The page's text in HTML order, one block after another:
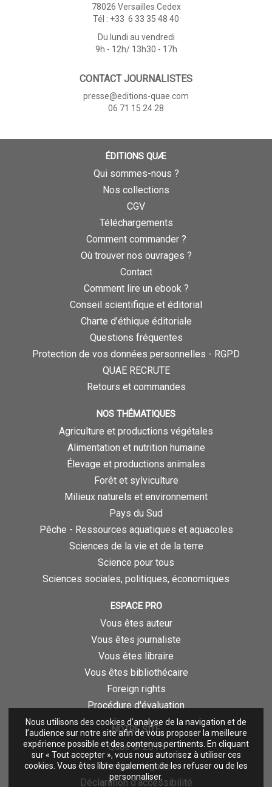
Nous utilisons des cookies d’analyse de la navigation et de
l’audience sur notre site afin de vous proposer la meilleure
expérience possible et des contenus pertinents. En cliquant
sur « Tout accepter », vous nous autorisez à utiliser ces
cookies. Vous êtes libre également de les refuser ou de les
personnaliser.
78026 Versailles Cedex
Tél : +33 6 33 35 48 40
Du lundi au vendredi
9h - 12h/ 13h30 - 17h
CONTACT JOURNALISTES
presse@editions-quae.com
06 71 15 24 28
ÉDITIONS QUÆ
Qui sommes-nous ?
Nos collections
CGV
Téléchargements
Comment commander ?
Où trouver nos ouvrages ?
Contact
Comment lire un ebook ?
Conseil scientifique et éditorial
Charte d’éthique éditoriale
Questions fréquentes
Protection de vos données personnelles - RGPD
QUAE RECRUTE
Retours et commandes
NOS THÉMATIQUES
Agriculture et productions végétales
Alimentation et nutrition humaine
Élevage et productions animales
Forêt et sylviculture
Milieux naturels et environnement
Pays du Sud
Pêche - Ressources aquatiques et aquacoles
Sciences de la vie et de la terre
Science pour tous
Sciences sociales, politiques, économiques
ESPACE PRO
Vous êtes auteur
Vous êtes journaliste
Vous êtes libraire
Vous êtes bibliothécaire
Foreign rights
Procédure d'évaluation
NOTRE SITE
Quae © 2018
Mentions légales
Déclaration d'accessibilité